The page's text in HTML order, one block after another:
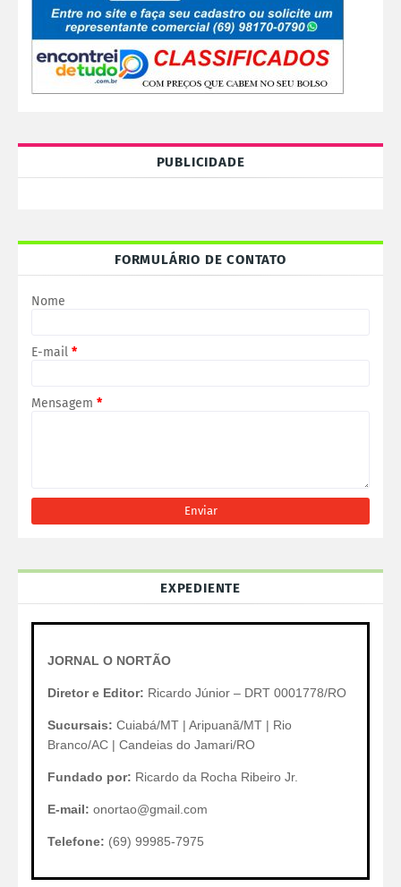
PUBLICIDADE
FORMULÁRIO DE CONTATO
Nome
E-mail *
Mensagem *
EXPEDIENTE
JORNAL O NORTÃO
Diretor e Editor: Ricardo Júnior – DRT 0001778/RO
Sucursais: Cuiabá/MT | Aripuanã/MT | Rio
Branco/AC | Candeias do Jamari/RO
Fundado por: Ricardo da Rocha Ribeiro Jr.
E-mail: onortao@gmail.com
Telefone: (69) 99985-7975